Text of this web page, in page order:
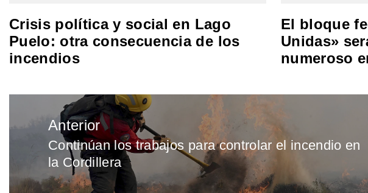
Crisis política y social en Lago
Puelo: otra consecuencia de los
incendios
El bloque
Unidas»
numeroso
Navegación
de
entradas
Anterior
Entrada
anterior:
Continúan los trabajos para controlar el incendio en
la Cordillera